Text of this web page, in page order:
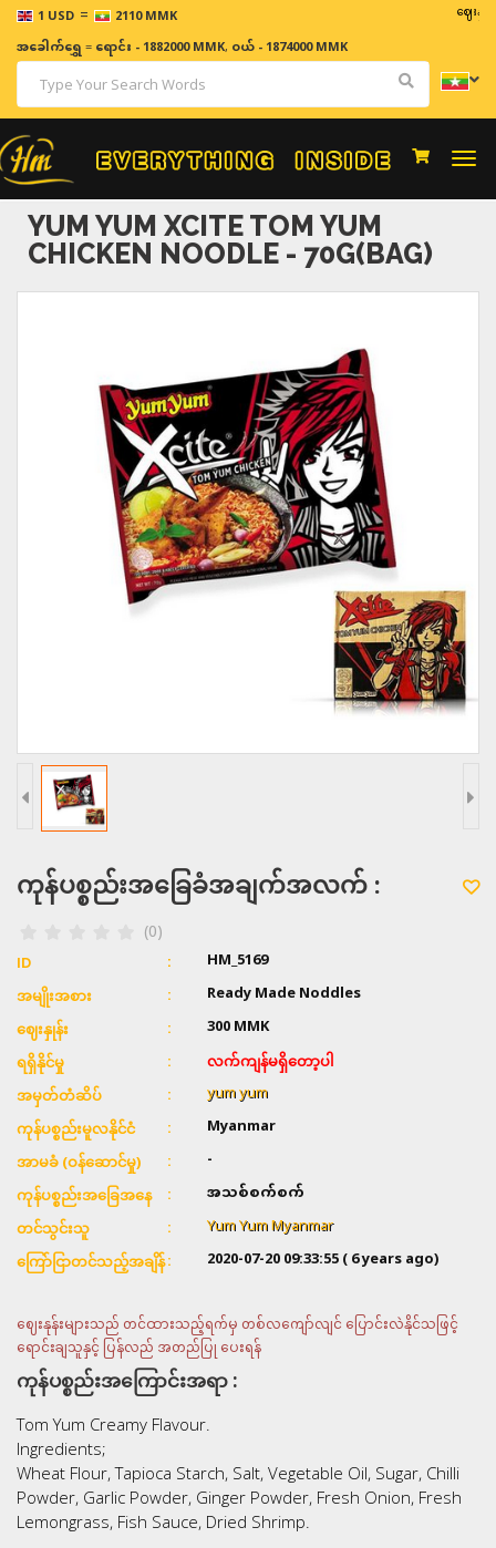
1 USD = 2110 MMK ဈေးနှုန်း
အခေါက်ရွှေ=ရောင်း - 1882000 MMK, ဝယ် - 1874000 MMK
YUM YUM XCITE TOM YUM
CHICKEN NOODLE - 70G(BAG)
ကုန်ပစ္စည်းအခြေခံအချက်အလက် :
(0)
ID HM_5169
အမျိုးအစား Ready Made Noddles
ဈေးနှုန်း 300MMK
ရရှိနိုင်မှု
လက်ကျန်မရှိတော့ပါ
အမှတ်တံဆိပ်
yum yum
ကုန်ပစ္စည်းမူလနိုင်ငံ Myanmar
အာမခံ (ဝန်ဆောင်မှု) -
ကုန်ပစ္စည်းအခြေအနေ အသစ်စက်စက်
တင်သွင်းသူ Yum Yum Myanmar
ကြော်ငြာတင်သည့်အချိန် 2020-07-20 09:33:55( 6 years ago)
ဈေးနုန်းများသည် တင်ထားသည့်ရက်မှ တစ်လကျော်လျင် ပြောင်းလဲနိုင်သဖြင့်
ရောင်းချသူနှင့် ပြန်လည် အတည်ပြု ပေးရန်
ကုန်ပစ္စည်းအကြောင်းအရာ :
Tom Yum Creamy Flavour.
Ingredients;
Wheat Flour, Tapioca Starch, Salt, Vegetable Oil, Sugar, Chilli
Powder, Garlic Powder, Ginger Powder, Fresh Onion, Fresh
Lemongrass, Fish Sauce, Dried Shrimp.